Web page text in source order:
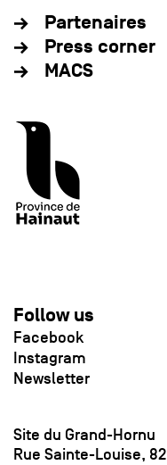
Partenaires
Press corner
MACS
Follow us
Facebook
Instagram
Newsletter
Site du Grand-Hornu
Rue Sainte-Louise, 82